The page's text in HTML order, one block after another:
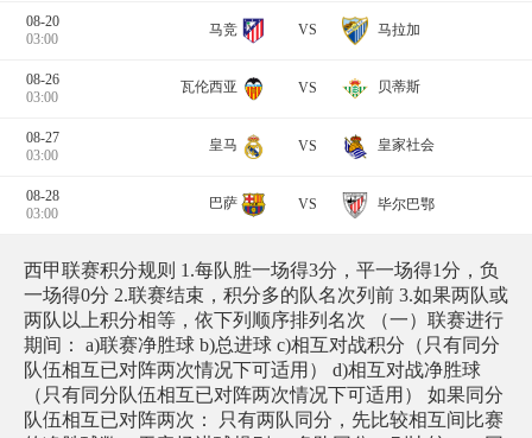
08-20
03:00
马竞 VS 马拉加
08-26
03:00
瓦伦西亚 VS 贝蒂斯
08-27
03:00
皇马 VS 皇家社会
08-28
03:00
巴萨 VS 毕尔巴鄂
西甲联赛积分规则 1.每队胜一场得3分，平一场得1分，负
一场得0分 2.联赛结束，积分多的队名次列前 3.如果两队或
两队以上积分相等，依下列顺序排列名次 （一）联赛进行
期间： a)联赛净胜球 b)总进球 c)相互对战积分（只有同分
队伍相互已对阵两次情况下可适用） d)相互对战净胜球
（只有同分队伍相互已对阵两次情况下可适用） 如果同分
队伍相互已对阵两次： 只有两队同分，先比较相互间比赛